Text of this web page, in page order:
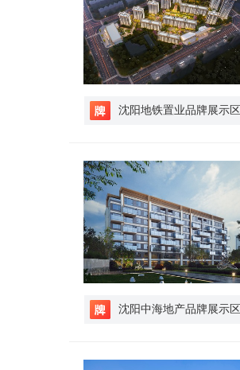
沈阳地铁置业品牌展示区
沈阳中海地产品牌展示区